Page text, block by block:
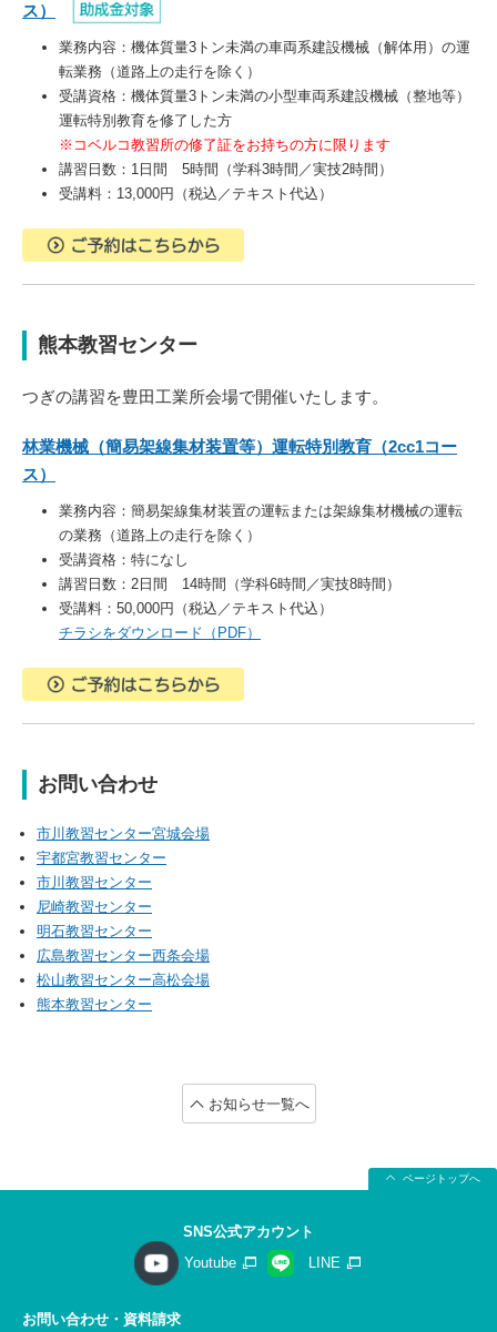
ス）
業務内容：機体質量3トン未満の車両系建設機械（解体用）の運
転業務（道路上の走行を除く）
受講資格：機体質量3トン未満の小型車両系建設機械（整地等）
運転特別教育を修了した方
※コベルコ教習所の修了証をお持ちの方に限ります
講習日数：1日間 5時間（学科3時間／実技2時間）
受講料：13,000円（税込／テキスト代込）
熊本教習センター
つぎの講習を豊田工業所会場で開催いたします。
林業機械（簡易架線集材装置等）運転特別教育（2cc1コー
ス）
業務内容：簡易架線集材装置の運転または架線集材機械の運転
の業務（道路上の走行を除く）
受講資格：特になし
講習日数：2日間 14時間（学科6時間／実技8時間）
受講料：50,000円（税込／テキスト代込）
チラシをダウンロード（PDF）
お問い合わせ
市川教習センター宮城会場
宇都宮教習センター
市川教習センター
尼崎教習センター
明石教習センター
広島教習センター西条会場
松山教習センター高松会場
熊本教習センター
お知らせ一覧へ
ページトップへ
SNS公式アカウント
Youtube
LINE
お問い合わせ・資料請求